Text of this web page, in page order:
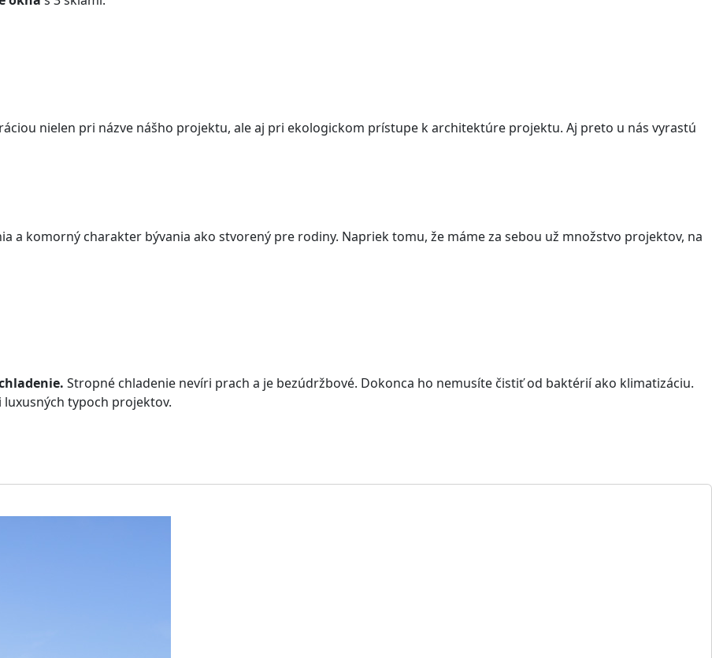
nielen pri názve nášho projektu, ale aj pri ekologickom prístupe k architektúre projektu. Aj preto u nás vyrastú
a komorný charakter bývania ako stvorený pre rodiny. Napriek tomu, že máme za sebou už množstvo projektov, na
Stropné chladenie nevíri prach a je bezúdržbové. Dokonca ho nemusíte čistiť od baktérií ako klimatizáciu.
typoch projektov.